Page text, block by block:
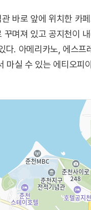
바로 앞에 위치한 카
꾸며져 있고 공지천이
. 아메리카노, 에스프
마실 수 있는 에티오피